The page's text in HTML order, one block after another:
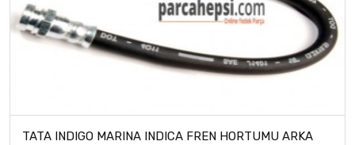
TATA INDIGO MARINA INDICA FREN HORTUMU ARKA